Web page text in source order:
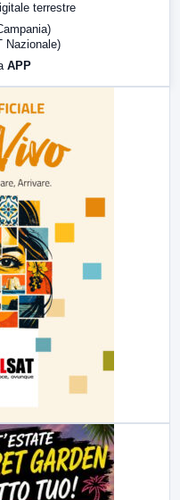
terrestre
Nazionale)
APP